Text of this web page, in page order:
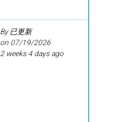
By 已更新
on 07/19/2026
2 weeks 4 days ago